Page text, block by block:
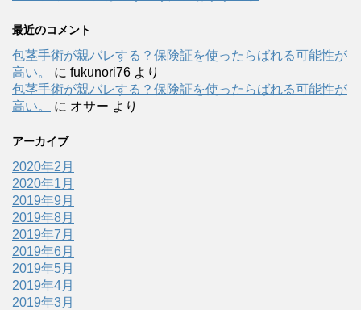
最近のコメント
包茎手術が親バレする？保険証を使ったらばれる可能性が
高い。
に fukunori76 より
包茎手術が親バレする？保険証を使ったらばれる可能性が
高い。
に オサー より
アーカイブ
2020年2月
2020年1月
2019年9月
2019年8月
2019年7月
2019年6月
2019年5月
2019年4月
2019年3月